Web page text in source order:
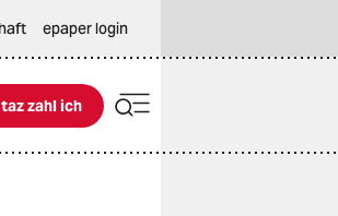
epaper login
ich
taz zahl ich